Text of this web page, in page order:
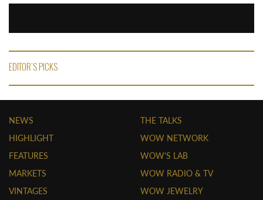
EDITOR'S PICKS
NEWS
HIGHLIGHT
FEATURES
MARKETS
VINTAGES
THE TALKS
WOW NETWORK
WOW'S LAB
WOW RADIO & TV
WOW JEWELRY